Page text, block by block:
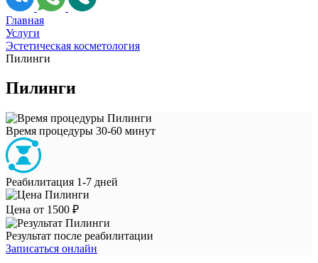
Главная
Услуги
Эстетическая косметология
Пилинги
Пилинги
Время процедуры 30-60 минут
Реабилитация 1-7 дней
Цена от 1500 ₽
Результат после реабилитации
Записаться онлайн